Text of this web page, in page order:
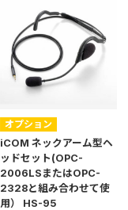
オプション
iCOM ネックアーム型ヘ
ッドセット(OPC-
2006LSまたはOPC-
2328と組み合わせて使
用） HS-95